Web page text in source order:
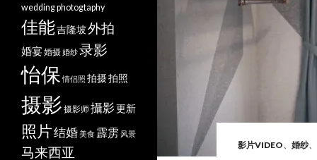
影片VIDEO、 婚纱、
wedding photogtaphy
佳能吉隆坡外拍
婚宴婚摄婚纱录影
怡保 情侣照 拍摄拍照
摄影 摄影师攝影更新
照片结婚美食 霹雳 风景
马来西亚